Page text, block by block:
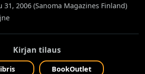
31, 2006 (Sanoma Magazines Finland)
Kirjan tilaus
BookOutlet